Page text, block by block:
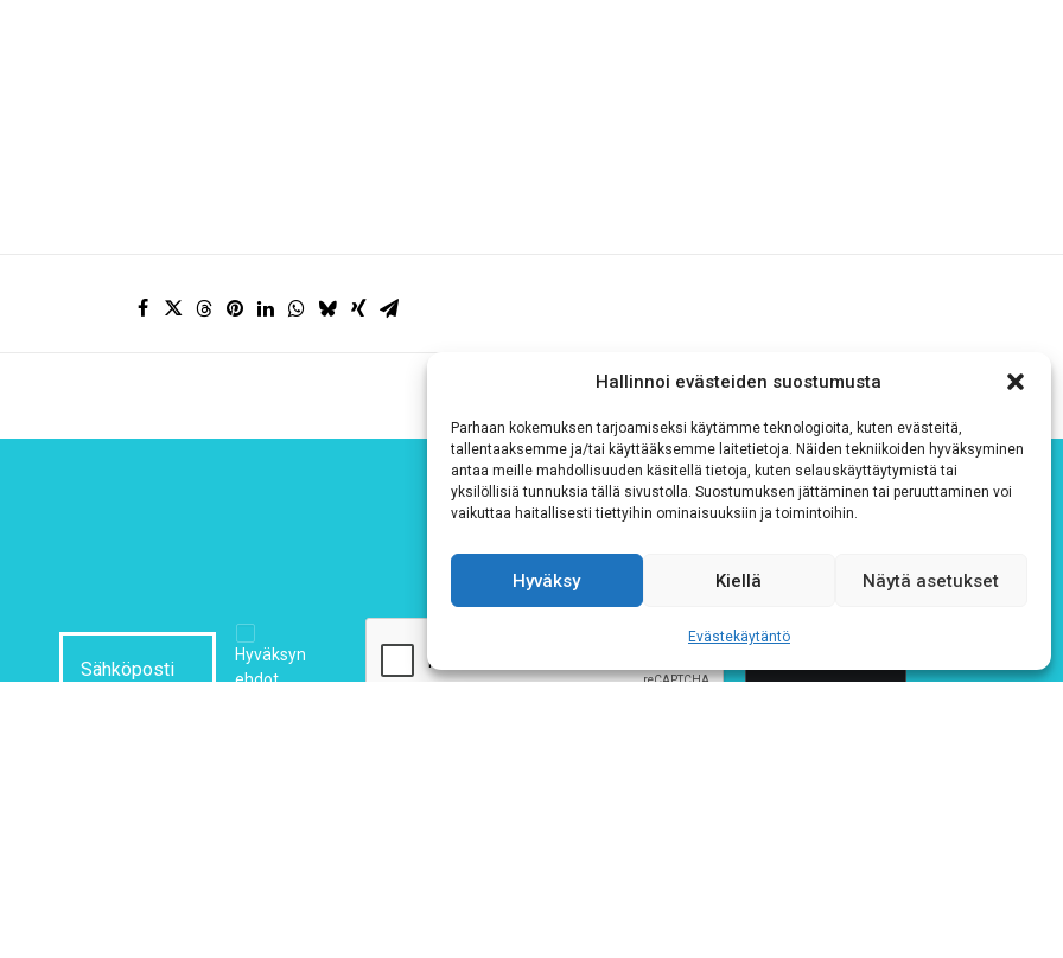
Hallinnoi evästeiden suostumusta
Parhaan kokemuksen tarjoamiseksi käytämme teknologioita, kuten evästeitä,
tallentaaksemme ja/tai käyttääksemme laitetietoja. Näiden tekniikoiden hyväksyminen
antaa meille mahdollisuuden käsitellä tietoja, kuten selauskäyttäytymistä tai
yksilöllisiä tunnuksia tällä sivustolla. Suostumuksen jättäminen tai peruuttaminen voi
vaikuttaa haitallisesti tiettyihin ominaisuuksiin ja toimintoihin.
Hyväksy Kiellä Näytä asetukset
Evästekäytäntö
Hyväksyn
ehdot